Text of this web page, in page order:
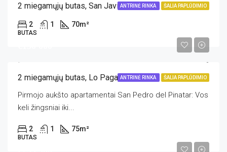
ANTRINĖ RINKA ŠALIA PAPLŪDIMIO
2 miegamųjų butas, San Javier
2 1 70m²
BUTAS
ANTRINĖ RINKA ŠALIA PAPLŪDIMIO
2 miegamųjų butas, Lo Pagan
Pirmojo aukšto apartamentai San Pedro del Pinatar: Vos
keli žingsniai iki...
2 1 75m²
BUTAS